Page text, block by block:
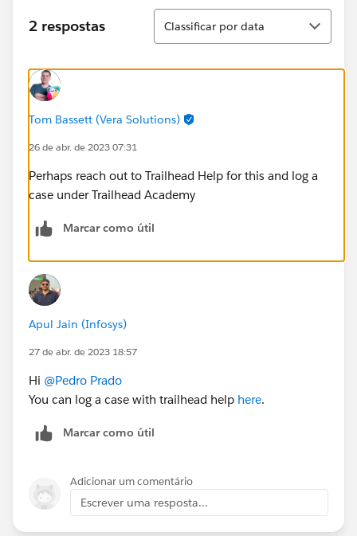
2 respostas
Classificar
Classificar por data
Tom Bassett (Vera Solutions)
26 de abr. de 2023 07:31
Perhaps reach out to Trailhead Help for this and log a
case under Trailhead Academy
Marcar como útil
Apul Jain (Infosys)
27 de abr. de 2023 18:57
Hi @Pedro Prado
You can log a case with trailhead help here.
Marcar como útil
Adicionar um comentário
Escrever uma resposta...